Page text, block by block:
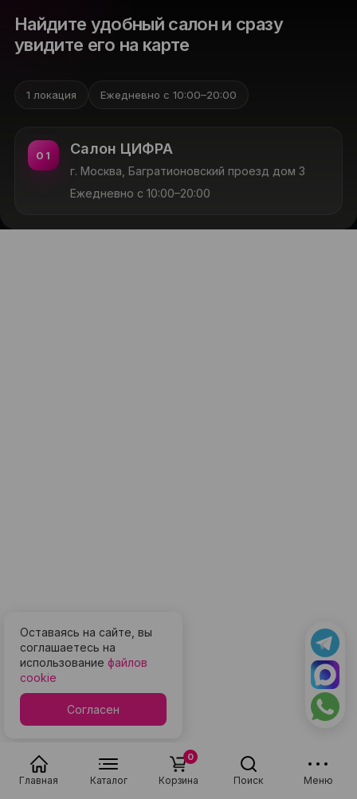
Главная Каталог Корзина
0
Поиск Меню
Найдите удобный салон и сразу
увидите его на карте
1 локация Ежедневно с 10:00–20:00
01 Салон ЦИФРА
г. Москва, Багратионовский проезд дом 3
Ежедневно с 10:00–20:00
Оставаясь на сайте, вы
соглашаетесь на
использование файлов
cookie
Согласен